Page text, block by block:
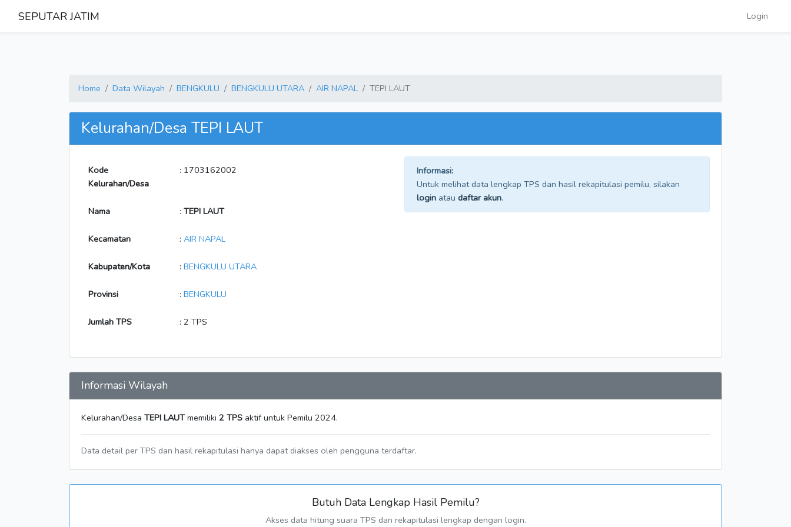
SEPUTAR JATIM Login
Home Data Wilayah BENGKULU BENGKULU UTARA AIR NAPAL TEPI LAUT
Kelurahan/Desa TEPI LAUT
Kode
Kelurahan/Desa
: 1703162002
Nama : TEPI LAUT
Kecamatan : AIR NAPAL
Kabupaten/Kota : BENGKULU UTARA
Provinsi : BENGKULU
Jumlah TPS : 2 TPS
Informasi:
Untuk melihat data lengkap TPS dan hasil rekapitulasi pemilu, silakan
login atau daftar akun.
Informasi Wilayah
Kelurahan/Desa TEPI LAUTmemiliki 2 TPS aktif untuk Pemilu 2024.
Data detail per TPS dan hasil rekapitulasi hanya dapat diakses oleh pengguna terdaftar.
Butuh Data Lengkap Hasil Pemilu?
Akses data hitung suara TPS dan rekapitulasi lengkap dengan login.